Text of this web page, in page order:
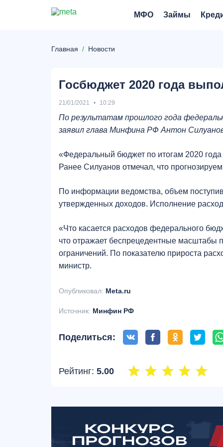
МФО Займы
Главная Новости
Госбюджет 2020 года
21/01/2021 10:29
По результатам прошлого года
заявил глава Минфина РФ Антон
«Федеральный бюджет по итогам 2020
Ранее Силуанов отмечал, что
По информации ведомства, объем
утвержденных доходов. Исполнение
«Что касается расходов федерального
что отражает беспрецедентные масштабы
ограничений. По показателю прироста
министр.
Опубликовал: Meta.ru
Источник: Минфин РФ
Поделиться:
Рейтинг: 5.00